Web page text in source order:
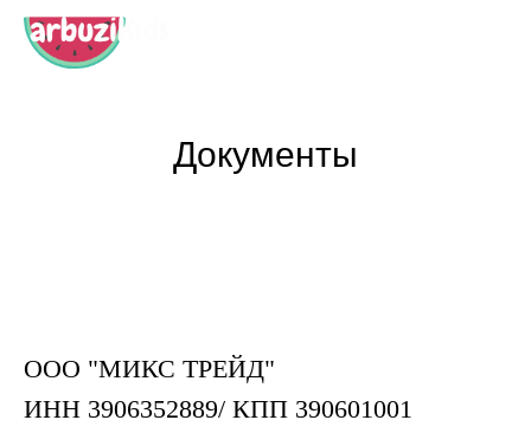
Документы
ООО "МИКС ТРЕЙД"
ИНН 3906352889/ КПП 390601001